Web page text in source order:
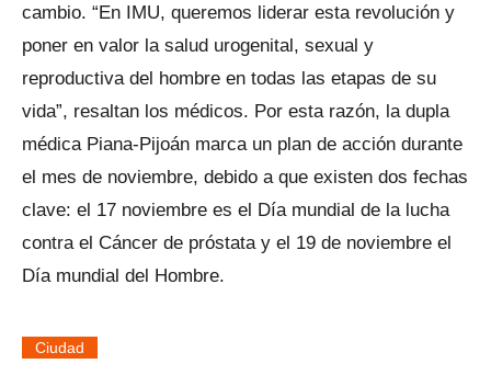
cambio. “En IMU, queremos liderar esta revolución y
poner en valor la salud urogenital, sexual y
reproductiva del hombre en todas las etapas de su
vida”, resaltan los médicos. Por esta razón, la dupla
médica Piana-Pijoán marca un plan de acción durante
el mes de noviembre, debido a que existen dos fechas
clave: el 17 noviembre es el Día mundial de la lucha
contra el Cáncer de próstata y el 19 de noviembre el
Día mundial del Hombre.
Ciudad